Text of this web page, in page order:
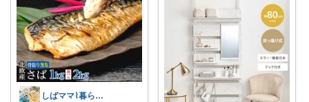
しばママ⌇暮らしと子育て